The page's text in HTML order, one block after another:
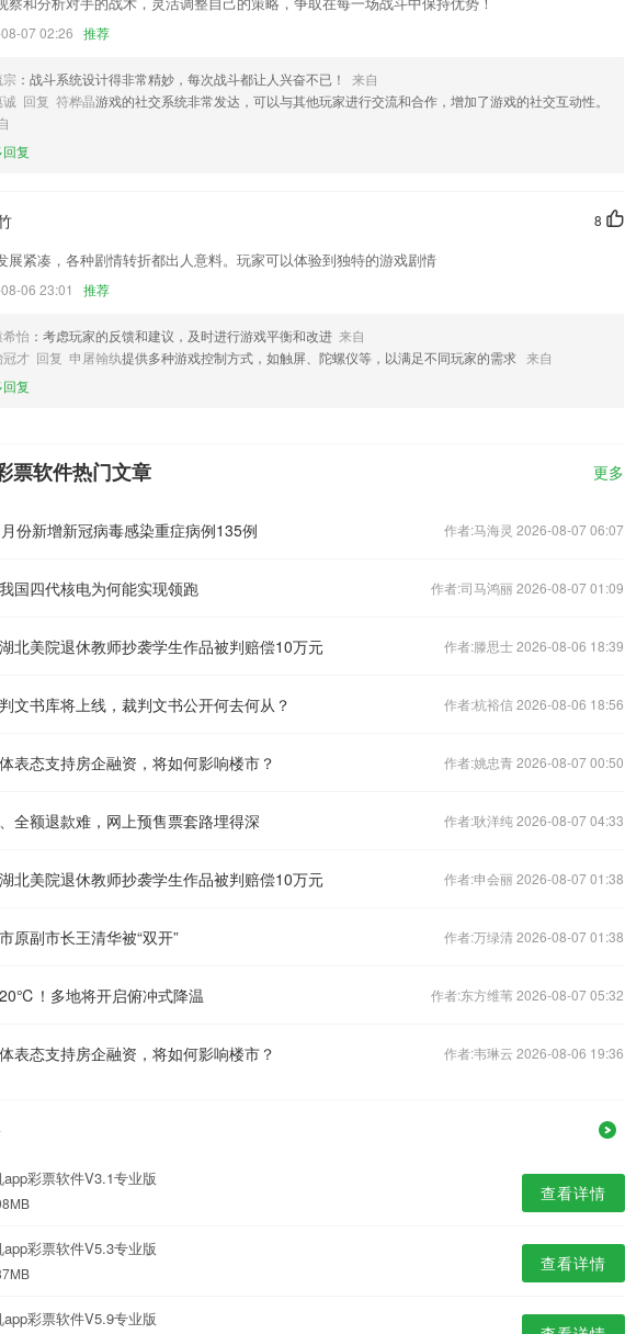
07 02:26 推荐
：战斗系统设计得非常精妙，每次战斗都让人兴奋不已！
来自
诚 回复 符桦晶游戏的社交系统非常发达，可以与其他玩家进行交流和合作，增加了游戏的社交互动性。
复
8
展紧凑，各种剧情转折都出人意料。玩家可以体验到独特的游戏剧情
06 23:01 推荐
怡 ：考虑玩家的反馈和建议，及时进行游戏平衡和改进 来自
冠才 回复 申屠翰纨提供多种游戏控制方式，如触屏、陀螺仪等，以满足不同玩家的需求 来自
复
票软件热门文章 更多
份新增新冠病毒感染重症病例135例 作者:马海灵 2026-08-07 06:07
国四代核电为何能实现领跑 作者:司马鸿丽 2026-08-07 01:09
北美院退休教师抄袭学生作品被判赔偿10万元 作者:滕思士 2026-08-06 18:39
文书库将上线，裁判文书公开何去何从？ 作者:杭裕信 2026-08-06 18:56
表态支持房企融资，将如何影响楼市？ 作者:姚忠青 2026-08-07 00:50
全额退款难，网上预售票套路埋得深 作者:耿洋纯 2026-08-07 04:33
北美院退休教师抄袭学生作品被判赔偿10万元 作者:申会丽 2026-08-07 01:38
原副市长王清华被“双开” 作者:万绿清 2026-08-07 01:38
！多地将开启俯冲式降温 作者:东方维苇 2026-08-07 05:32
表态支持房企融资，将如何影响楼市？ 作者:韦琳云 2026-08-06 19:36
app彩票软件V3.1专业版
查看详情
app彩票软件V5.3专业版
查看详情
app彩票软件V5.9专业版